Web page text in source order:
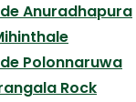
Anuradhapura
Polonnaruwa
Rock